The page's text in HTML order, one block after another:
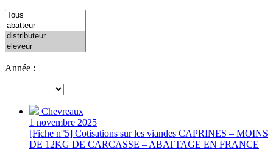
Année :
Chevreaux
1 novembre 2025
[Fiche n°5] Cotisations sur les viandes CAPRINES – MOINS
DE 12KG DE CARCASSE – ABATTAGE EN FRANCE